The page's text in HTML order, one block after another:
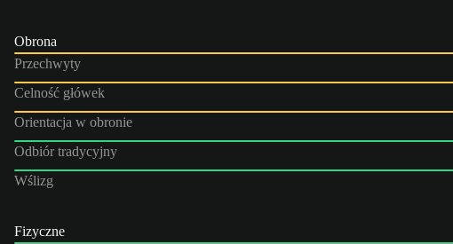
Obrona
Przechwyty
Celność główek
Orientacja w obronie
Odbiór tradycyjny
Wślizg
Fizyczne